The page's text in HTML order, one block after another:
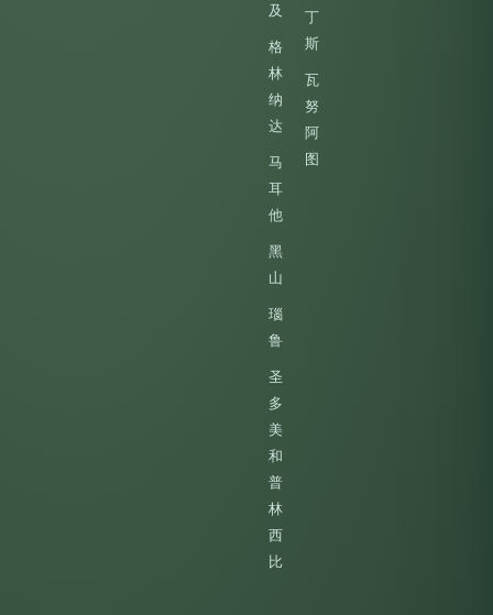
及
格
林
纳
达
马
耳
他
黑
山
瑙
鲁
圣
多
美
和
普
林
西
比
丁
斯
瓦
努
阿
图